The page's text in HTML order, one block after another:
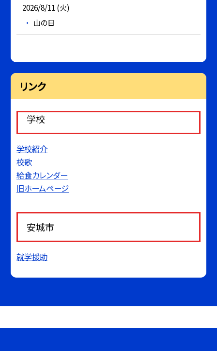
2026/8/11 (火)
山の日
リンク
学校
学校紹介
校歌
給食カレンダー
旧ホームページ
安城市
就学援助